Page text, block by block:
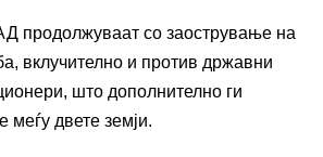
продолжуваат со заострување на
вклучително и против државни
што дополнително ги
меѓу двете земји.